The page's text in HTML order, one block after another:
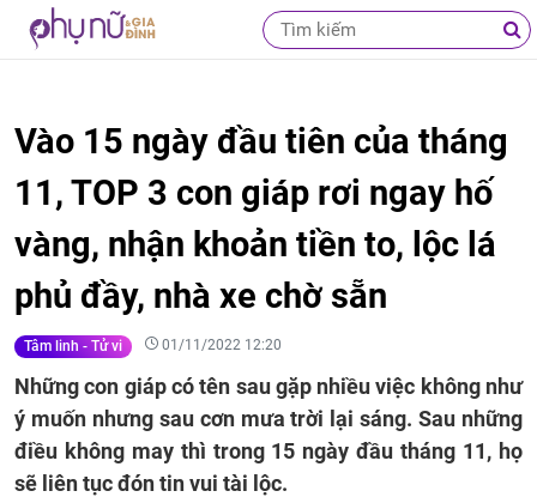
Vào 15 ngày đầu tiên của tháng
11, TOP 3 con giáp rơi ngay hố
vàng, nhận khoản tiền to, lộc lá
phủ đầy, nhà xe chờ sẵn
Tâm linh - Tử vi 01/11/2022 12:20
Những con giáp có tên sau gặp nhiều việc không như
ý muốn nhưng sau cơn mưa trời lại sáng. Sau những
điều không may thì trong 15 ngày đầu tháng 11, họ
sẽ liên tục đón tin vui tài lộc.